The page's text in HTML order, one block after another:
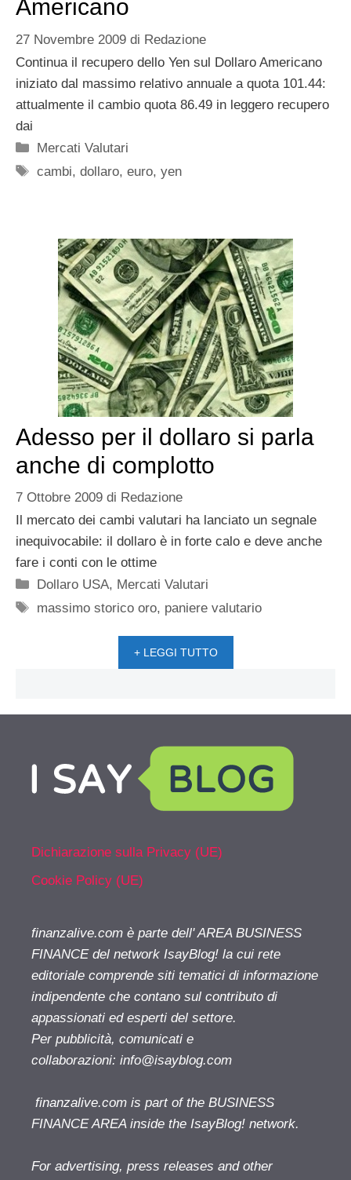
Americano
27 Novembre 2009 di Redazione
Continua il recupero dello Yen sul Dollaro Americano
iniziato dal massimo relativo annuale a quota 101.44:
attualmente il cambio quota 86.49 in leggero recupero
dai
Categorie
Mercati Valutari
Tag
cambi,dollaro,euro,yen
Adesso per il dollaro si parla
anche di complotto
7 Ottobre 2009 di Redazione
Il mercato dei cambi valutari ha lanciato un segnale
inequivocabile: il dollaro è in forte calo e deve anche
fare i conti con le ottime
Categorie
Dollaro USA, Mercati Valutari
Tag
massimo storico oro, paniere valutario
+ LEGGI TUTTO
Dichiarazione sulla Privacy (UE)
Cookie Policy (UE)
finanzalive.com è parte dell' AREA BUSINESS
FINANCE del network IsayBlog! la cui rete
editoriale comprende siti tematici di informazione
indipendente che contano sul contributo di
appassionati ed esperti del settore.
Per pubblicità, comunicati e
collaborazioni: info@isayblog.com
finanzalive.com is part of the BUSINESS
FINANCE AREA inside the IsayBlog! network.
For advertising, press releases and other